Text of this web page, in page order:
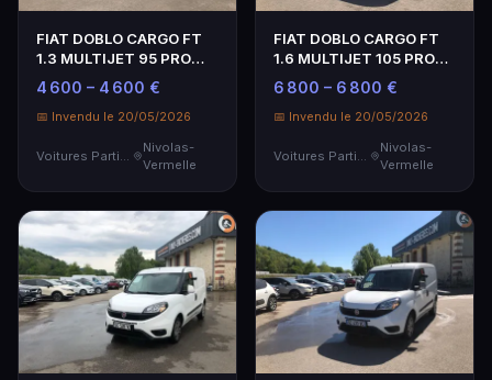
FIAT DOBLO CARGO FT
1.3 MULTIJET 95 PRO
LOUNGE - Genre : CTT…
4 600 – 4 600 €
📅 Invendu le 20/05/2026
Nivolas-
Vermelle
FIAT DOBLO CARGO FT
1.6 MULTIJET 105 PRO
LOUNGE - Genre : CT…
6 800 – 6 800 €
📅 Invendu le 20/05/2026
Nivolas-
Vermelle